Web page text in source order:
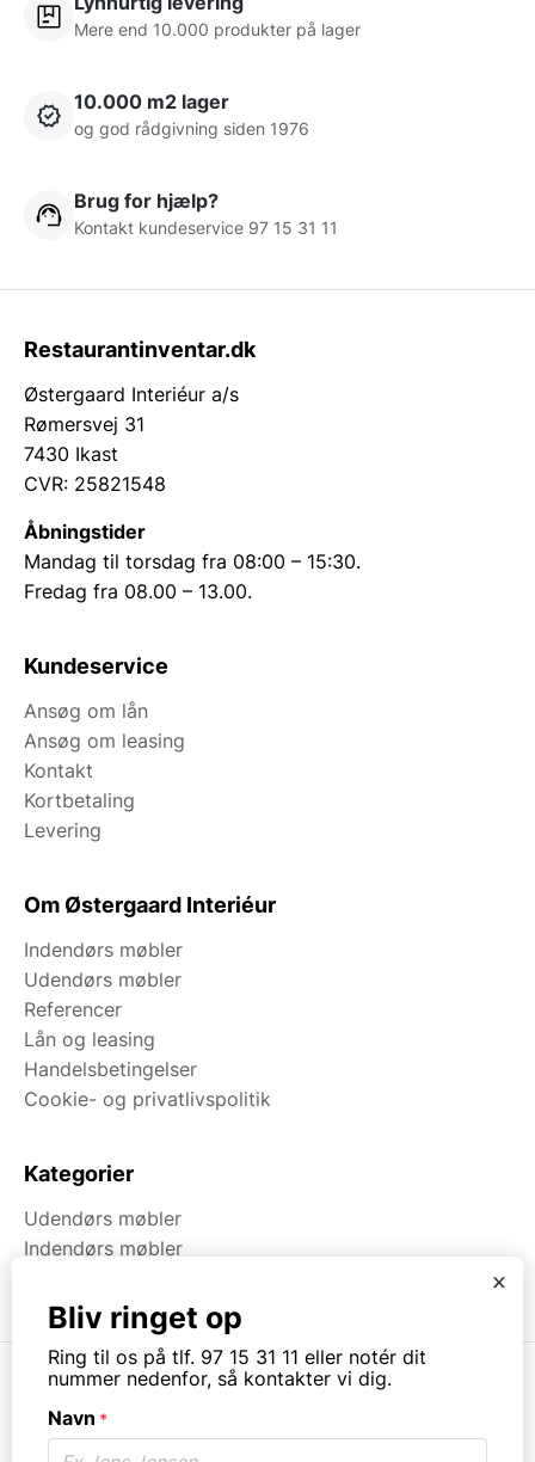
Mere end 10.000 produkter på lager
10.000 m2 lager
og god rådgivning siden 1976
Brug for hjælp?
Kontakt kundeservice 97 15 31 11
Restaurantinventar.dk
Østergaard Interiéur a/s
Rømersvej 31
7430 Ikast
CVR: 25821548
Åbningstider
Mandag til torsdag fra 08:00 – 15:30.
Fredag fra 08.00 – 13.00.
Kundeservice
Ansøg om lån
Ansøg om leasing
Kontakt
Kortbetaling
Levering
Om Østergaard Interiéur
Indendørs møbler
Udendørs møbler
Referencer
Lån og leasing
Handelsbetingelser
Cookie- og privatlivspolitik
Kategorier
Udendørs møbler
Indendørs møbler
© Copyright. All rights reserved.
x
Bliv ringet op
Ring til os på tlf. 97 15 31 11 eller notér dit
nummer nedenfor, så kontakter vi dig.
Navn *